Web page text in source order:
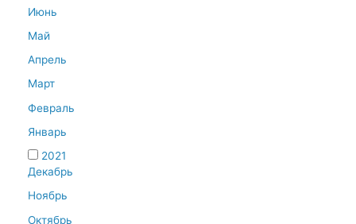
Июнь
Май
Апрель
Март
Февраль
Январь
2021
Декабрь
Ноябрь
Октябрь